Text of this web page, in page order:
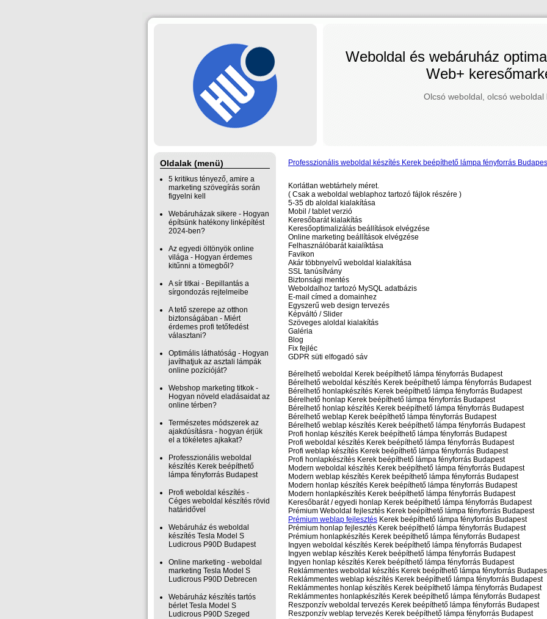
Weboldal és webáruház
Web+
Olcsó weboldal, olcsó weboldal
Oldalak (menü)
5 kritikus tényező, amire a
marketing szövegírás során
figyelni kell
Webáruházak sikere - Hogyan
építsünk hatékony linképítést
2024-ben?
Az egyedi öltönyök online
világa - Hogyan érdemes
kitűnni a tömegből?
A sír titkai - Bepillantás a
sírgondozás rejtelmeibe
A tető szerepe az otthon
biztonságában - Miért
érdemes profi tetőfedést
választani?
Optimális láthatóság - Hogyan
javíthatjuk az asztali lámpák
online pozícióját?
Webshop marketing titkok -
Hogyan növeld eladásaidat az
online térben?
Természetes módszerek az
ajakdúsításra - hogyan érjük
el a tökéletes ajkakat?
Professzionális weboldal
készítés Kerek beépíthető
lámpa fényforrás Budapest
Profi weboldal készítés -
Céges weboldal készítés rövid
határidővel
Webáruház és weboldal
készítés Tesla Model S
Ludicrous P90D Budapest
Online marketing - weboldal
marketing Tesla Model S
Ludicrous P90D Debrecen
Webáruház készítés tartós
bérlet Tesla Model S
Ludicrous P90D Szeged
Professzionális weboldal készítés Kerek beépíthető lámpa fényforrás
Korlátlan webtárhely méret.
( Csak a weboldal weblaphoz tartozó fájlok részére )
5-35 db aloldal kialakítása
Mobil / tablet verzió
Keresőbarát kialakítás
Keresőoptimalizálás beállítások elvégzése
Online marketing beállítások elvégzése
Felhasználóbarát kaialíktása
Favikon
Akár többnyelvű weboldal kialakítása
SSL tanúsítvány
Biztonsági mentés
Weboldalhoz tartozó MySQL adatbázis
E-mail címed a domainhez
Egyszerű web design tervezés
Képváltó / Slider
Szöveges aloldal kialakítás
Galéria
Blog
Fix fejléc
GDPR süti elfogadó sáv
Bérelhető weboldal Kerek beépíthető lámpa fényforrás Budapest
Bérelhető weboldal‎ készítés Kerek beépíthető lámpa fényforrás Budapest
Bérelhető honlapkészítés Kerek beépíthető lámpa fényforrás Budapest
Bérelhető honlap Kerek beépíthető lámpa fényforrás Budapest
Bérelhető honlap készítés Kerek beépíthető lámpa fényforrás Budapest
Bérelhető weblap Kerek beépíthető lámpa fényforrás Budapest
Bérelhető weblap készítés Kerek beépíthető lámpa fényforrás Budapest
Profi honlap készítés Kerek beépíthető lámpa fényforrás Budapest
Profi weboldal készítés Kerek beépíthető lámpa fényforrás Budapest
Profi weblap készítés Kerek beépíthető lámpa fényforrás Budapest
Profi honlapkészítés Kerek beépíthető lámpa fényforrás Budapest
Modern weboldal készítés Kerek beépíthető lámpa fényforrás Budapest
Modern weblap készítés Kerek beépíthető lámpa fényforrás Budapest
Modern honlap készítés Kerek beépíthető lámpa fényforrás Budapest
Modern honlapkészítés Kerek beépíthető lámpa fényforrás Budapest
Keresőbarát / egyedi honlap‎ Kerek beépíthető lámpa fényforrás Budapest
Prémium Weboldal fejlesztés‎ Kerek beépíthető lámpa fényforrás Budapest
Prémium weblap fejlesztés ‎ Kerek beépíthető lámpa fényforrás Budapest
Prémium honlap fejlesztés‎ Kerek beépíthető lámpa fényforrás Budapest
Prémium honlapkészítés‎ Kerek beépíthető lámpa fényforrás Budapest
Ingyen weboldal készítés Kerek beépíthető lámpa fényforrás Budapest
Ingyen weblap készítés Kerek beépíthető lámpa fényforrás Budapest
Ingyen honlap készítés Kerek beépíthető lámpa fényforrás Budapest
Reklámmentes weboldal készítés Kerek beépíthető lámpa fényforrás
Reklámmentes weblap készítés Kerek beépíthető lámpa fényforrás Budapest
Reklámmentes honlap készítés Kerek beépíthető lámpa fényforrás Budapest
Reklámmentes honlapkészítés Kerek beépíthető lámpa fényforrás Budapest
Reszponzív weboldal tervezés Kerek beépíthető lámpa fényforrás Budapest
Reszponzív weblap tervezés Kerek beépíthető lámpa fényforrás Budapest